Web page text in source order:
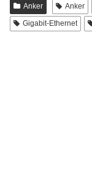
Anker Anker
Gigabit-Ethernet